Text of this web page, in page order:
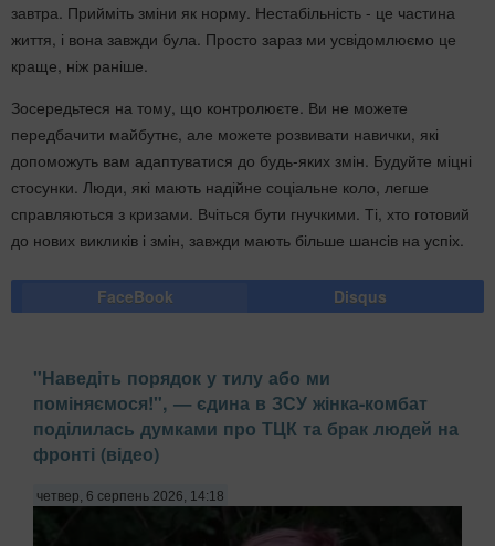
завтра. Прийміть зміни як норму. Нестабільність - це частина
життя, і вона завжди була. Просто зараз ми усвідомлюємо це
краще, ніж раніше.
Зосередьтеся на тому, що контролюєте. Ви не можете
передбачити майбутнє, але можете розвивати навички, які
допоможуть вам адаптуватися до будь-яких змін. Будуйте міцні
стосунки. Люди, які мають надійне соціальне коло, легше
справляються з кризами. Вчіться бути гнучкими. Ті, хто готовий
до нових викликів і змін, завжди мають більше шансів на успіх.
FaceBook Disqus
"Наведіть порядок у тилу або ми
поміняємося!", — єдина в ЗСУ жінка-комбат
поділилась думками про ТЦК та брак людей на
фронті (відео)
четвер, 6 серпень 2026, 14:18